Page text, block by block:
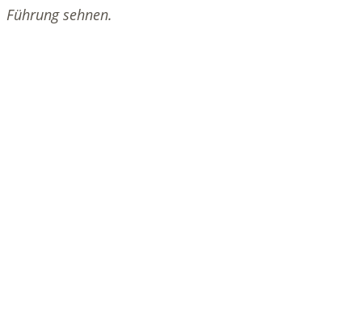
Führung sehnen.